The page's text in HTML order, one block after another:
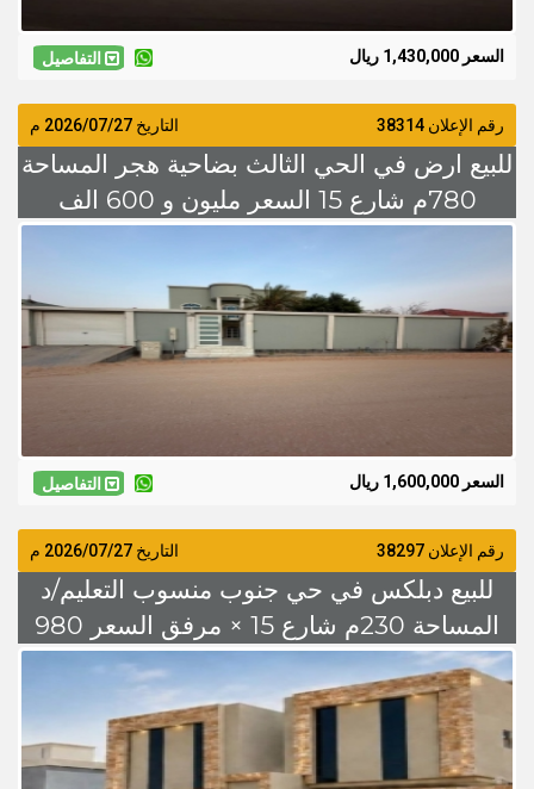
التفاصيل السعر 1,430,000 ريال
التاريخ 2026/07/27 م رقم الإعلان 38314
للبيع ارض في الحي الثالث بضاحية هجر المساحة
780م شارع 15 السعر مليون و 600 الف
التفاصيل السعر 1,600,000 ريال
التاريخ 2026/07/27 م رقم الإعلان 38297
للبيع دبلكس في حي جنوب منسوب التعليم/د
المساحة 230م شارع 15 × مرفق السعر 980
الف